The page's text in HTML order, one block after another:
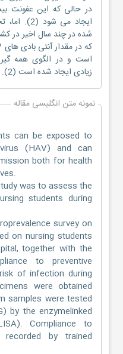
در حالی که این عفونت
ایجاد می
شده در چند سال اخیر در
زیادی ایجاد شده است (2).
نمونه متن انگلیسی مقاله
can be exposed to
(HAV) and can
both for health
was to assess the
students during
survey on
on nursing students
together with the
to preventive
of infection during
were obtained
samples were tested
by the enzymelinked
Compliance to
recorded by trained